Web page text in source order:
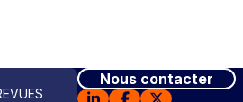
Nous contacter